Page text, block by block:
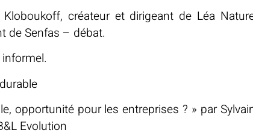
créateur et dirigeant de Léa
de Senfas – débat.
opportunité pour les entreprises ? » par
Evolution